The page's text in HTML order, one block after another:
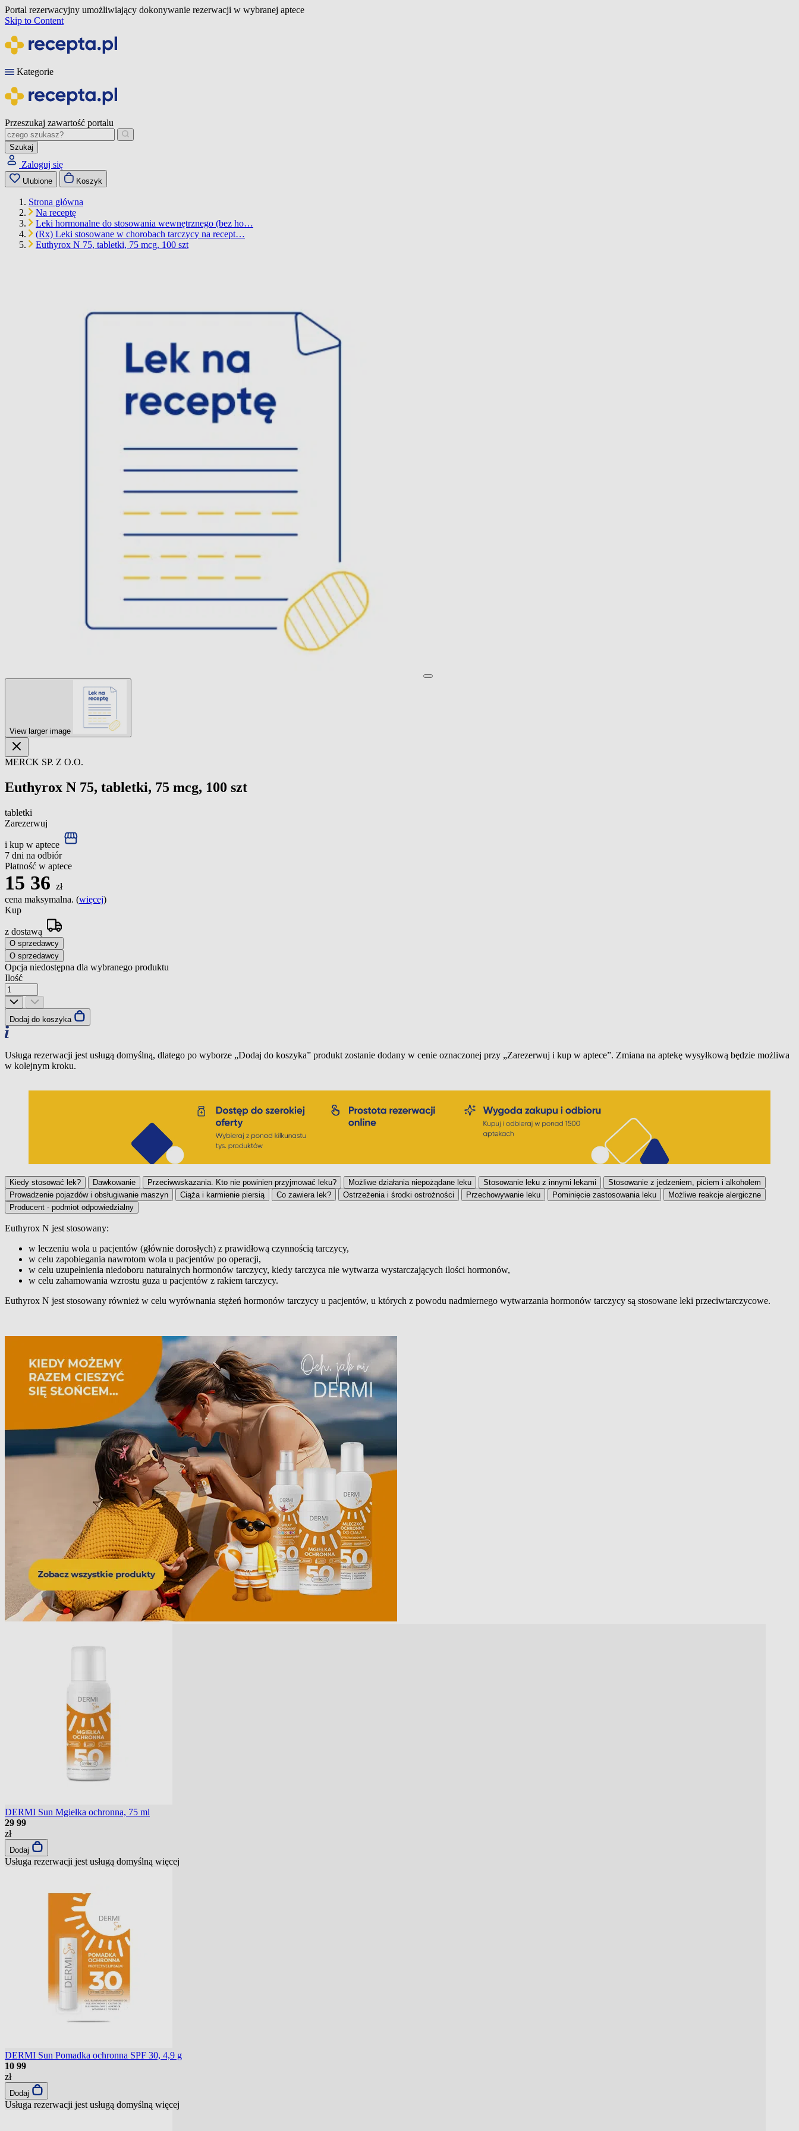
Portal rezerwacyjny umożliwiający dokonywanie rezerwacji w wybranej aptece
Skip to Content
Kategorie
Przeszukaj zawartość portalu
Szukaj
Zaloguj się
Ulubione Koszyk
Strona główna
Na receptę
Leki hormonalne do stosowania wewnętrznego (bez ho…
(Rx) Leki stosowane w chorobach tarczycy na recept…
Euthyrox N 75, tabletki, 75 mcg, 100 szt
View larger image
MERCK SP. Z O.O.
Euthyrox N 75, tabletki, 75 mcg, 100 szt
tabletki
Zarezerwuj
i kup w aptece
7 dni na odbiór
Płatność w aptece
15 36 zł
cena maksymalna. (więcej)
Kup
z dostawą
O sprzedawcy
O sprzedawcy
Opcja niedostępna dla wybranego produktu
Ilość
Dodaj do koszyka
Usługa rezerwacji jest usługą domyślną, dlatego po wyborze „Dodaj do koszyka” produkt zostanie dodany w cenie oznaczonej przy „Zarezerwuj i kup w aptece”. Zmiana na aptekę wysyłkową będzie możliwa
w kolejnym kroku.
Kiedy stosować lek? Dawkowanie Przeciwwskazania. Kto nie powinien przyjmować leku? Możliwe działania niepożądane leku Stosowanie leku z innymi lekami
Stosowanie z jedzeniem, piciem i alkoholem
Prowadzenie pojazdów i obsługiwanie maszyn
Ciąża i karmienie piersią Co zawiera lek? Ostrzeżenia i środki ostrożności Przechowywanie leku Pominięcie zastosowania leku
Możliwe reakcje alergiczne
Producent - podmiot odpowiedzialny
Kiedy stosować lek?
Euthyrox N jest stosowany:
w leczeniu wola u pacjentów (głównie dorosłych) z prawidłową czynnością tarczycy,
w celu zapobiegania nawrotom wola u pacjentów po operacji,
w celu uzupełnienia niedoboru naturalnych hormonów tarczycy, kiedy tarczyca nie wytwarza wystarczających ilości hormonów,
w celu zahamowania wzrostu guza u pacjentów z rakiem tarczycy.
Euthyrox N jest stosowany również w celu wyrównania stężeń hormonów tarczycy u pacjentów, u których z powodu nadmiernego wytwarzania hormonów tarczycy są stosowane leki przeciwtarczycowe.
DERMI Sun Mgiełka ochronna, 75 ml
29 99
zł
Dodaj
Usługa rezerwacji jest usługą domyślną więcej
DERMI Sun Pomadka ochronna SPF 30, 4,9 g
10 99
zł
Dodaj
Usługa rezerwacji jest usługą domyślną więcej